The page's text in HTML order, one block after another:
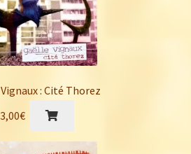
: Cité Thorez
€